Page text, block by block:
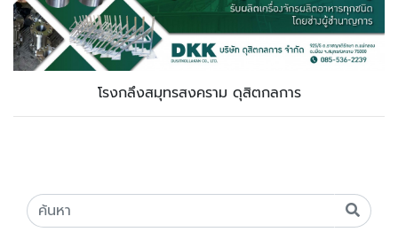
โรงกลึงสมุทรสงคราม ดุสิตกลการ